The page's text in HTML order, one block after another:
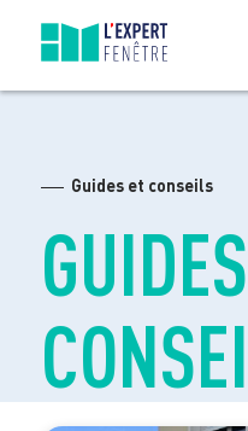
content
Guides et conseils